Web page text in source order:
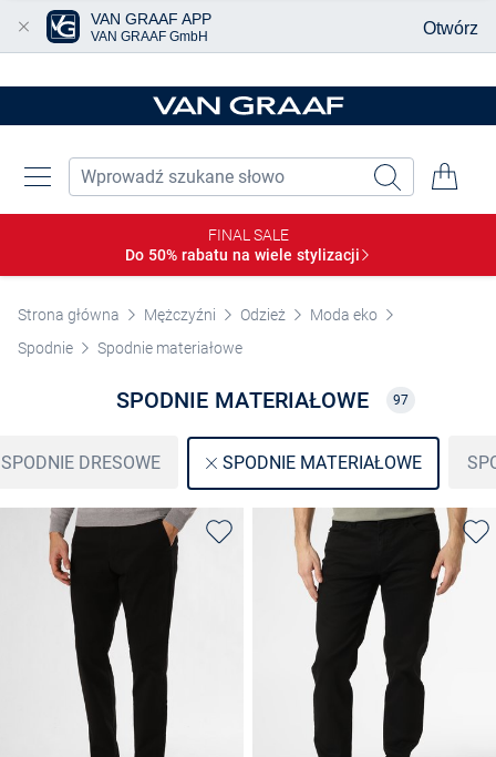
FINAL SALE
Do 50% rabatu na wiele stylizacji
Strona główna Mężczyźni Odzież
Moda eko
Spodnie
Spodnie materiałowe
SPODNIE MATERIAŁOWE 97
SPODNIE DRESOWE SPODNIE MATERIAŁOWE
VAN GRAAF APP
VAN GRAAF GmbH Otwórz